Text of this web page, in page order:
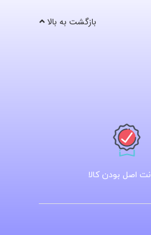
بازگشت به بالا
اصل بودن کالا